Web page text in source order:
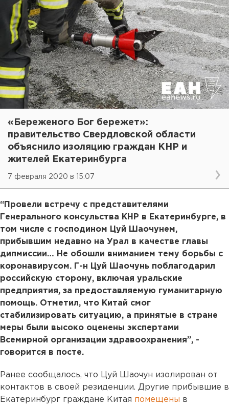
«Береженого Бог бережет»:
правительство Свердловской области
объяснило изоляцию граждан КНР и
жителей Екатеринбурга
7 февраля 2020 в 15:07
“Провели встречу с представителями
Генерального консульства КНР в Екатеринбурге, в
том числе с господином Цуй Шаочунем,
прибывшим недавно на Урал в качестве главы
дипмиссии… Не обошли вниманием тему борьбы с
коронавирусом. Г-н Цуй Шаочунь поблагодарил
российскую сторону, включая уральские
предприятия, за предоставляемую гуманитарную
помощь. Отметил, что Китай смог
стабилизировать ситуацию, а принятые в стране
меры были высоко оценены экспертами
Всемирной организации здравоохранения”, -
говорится в посте.
Ранее сообщалось, что Цуй Шаочун изолирован от
контактов в своей резиденции. Другие прибывшие в
Екатеринбург граждане Китая помещены в